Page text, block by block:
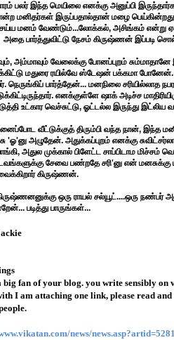
பலர் இந்த மெயிலை எனக்கு அனுப்பி
மனிதர்கள் இருப்பதால்தான் மழை
மனம் வேண்டும்...லோக்கல், அசிங்கம் என்று
அதை பார்த்துவிட்டு நேசம் கிருஷ்ணன் இப்படி
அம்மாவும் வேலைக்கு போனப்புறம்
மதுரை ரயில்வே ஸ்டேஷன் பக்கமா
நெருங்கிப் பார்த்தேன்... மனநிலை
எனக்குள்ளே ஷாக் அடிச்ச
உட்கார வெச்சுட்டு, ஓட்டல்ல இருந்து
வீட்டுக்குத் திரும்பி வந்த நான், இந்த
'ஓ'னு அழுதேன். அதுக்கப்புறம் எனக்கு
அதுல முக்கால் பிளேட்ட சாப்பிடாம மிச்சம்
சேவை பண்றதே சரி'னு என்
கிருஷ்ணன்.
ஒரு ராயல் சல்யூட்....ஒரு நண்பர்
படித்து பாருங்கள்...
big fan of your blog. you write sensibly
I am attaching one link, please read
news/news.asp?artid=5281